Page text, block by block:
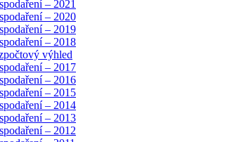
– 2021
– 2020
– 2019
– 2018
výhled
– 2017
– 2016
– 2015
– 2014
– 2013
– 2012